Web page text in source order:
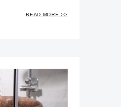
READ MORE >>